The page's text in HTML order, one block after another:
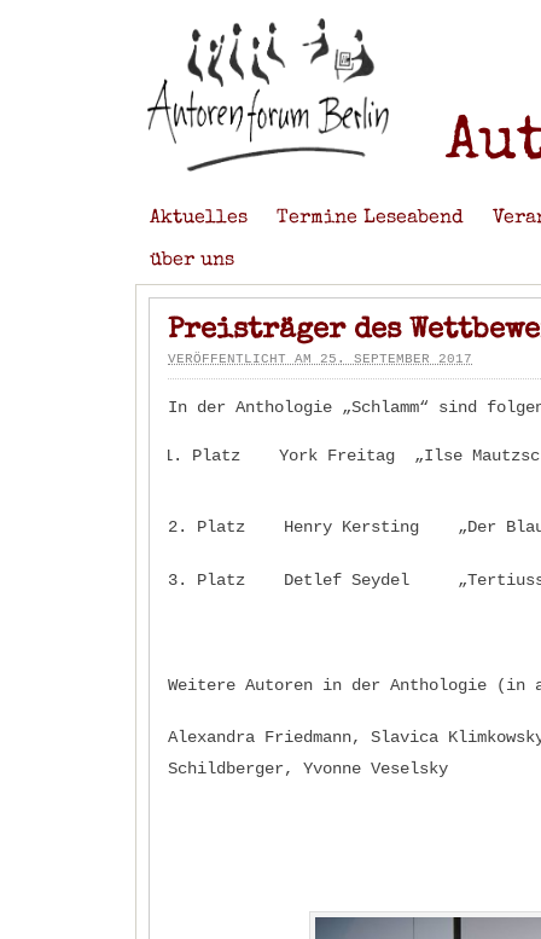
Aktuelles Termine Leseabend
über uns
Preisträger des
VERÖFFENTLICHT AM 25. SEPTEMBER 2017
In der Anthologie „Schlamm“ sind
Platz York Freitag „Ilse
2. Platz Henry Kersting „Der
3. Platz Detlef Seydel
Weitere Autoren in der Anthologie (in
Alexandra Friedmann, Slavica
Schildberger, Yvonne Veselsky